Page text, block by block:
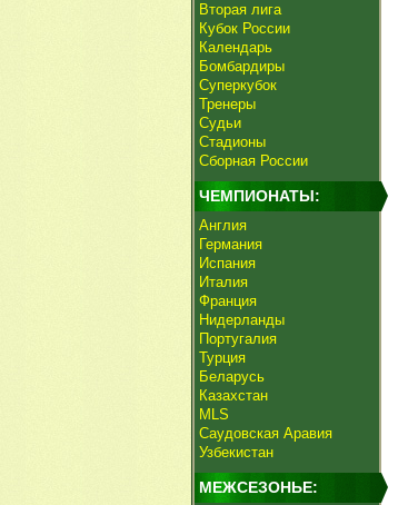
Вторая лига
Кубок России
Календарь
Бомбардиры
Суперкубок
Тренеры
Судьи
Стадионы
Сборная России
ЧЕМПИОНАТЫ:
Англия
Германия
Испания
Италия
Франция
Нидерланды
Португалия
Турция
Беларусь
Казахстан
MLS
Саудовская Аравия
Узбекистан
МЕЖСЕЗОНЬЕ: